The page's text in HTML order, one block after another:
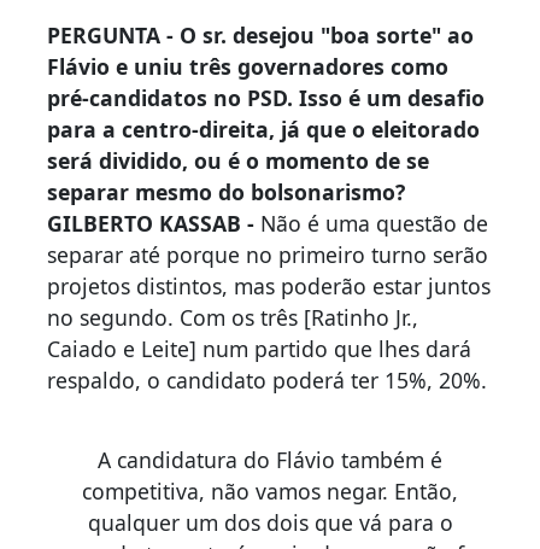
PERGUNTA - O sr. desejou "boa sorte" ao
Flávio e uniu três governadores como
pré-candidatos no PSD. Isso é um desafio
para a centro-direita, já que o eleitorado
será dividido, ou é o momento de se
separar mesmo do bolsonarismo?
GILBERTO KASSAB - Não é uma questão de
separar até porque no primeiro turno serão
projetos distintos, mas poderão estar juntos
no segundo. Com os três [Ratinho Jr.,
Caiado e Leite] num partido que lhes dará
respaldo, o candidato poderá ter 15%, 20%.
A candidatura do Flávio também é
competitiva, não vamos negar. Então,
qualquer um dos dois que vá para o